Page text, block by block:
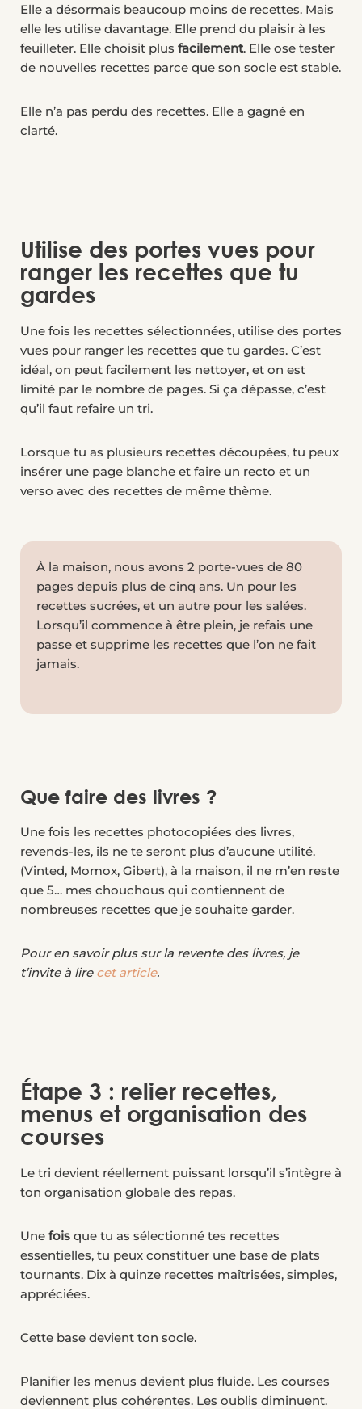
Elle a désormais beaucoup moins de recettes. Mais
elle les utilise davantage. Elle prend du plaisir à les
feuilleter. Elle choisit plus facilement. Elle ose tester
de nouvelles recettes parce que son socle est stable.
Elle n’a pas perdu des recettes. Elle a gagné en
clarté.
Utilise des portes vues pour
ranger les recettes que tu
gardes
Une fois les recettes sélectionnées, utilise des portes
vues pour ranger les recettes que tu gardes. C’est
idéal, on peut facilement les nettoyer, et on est
limité par le nombre de pages. Si ça dépasse, c’est
qu’il faut refaire un tri.
Lorsque tu as plusieurs recettes découpées, tu peux
insérer une page blanche et faire un recto et un
verso avec des recettes de même thème.
À la maison, nous avons 2 porte-vues de 80
pages depuis plus de cinq ans. Un pour les
recettes sucrées, et un autre pour les salées.
Lorsqu’il commence à être plein, je refais une
passe et supprime les recettes que l’on ne fait
jamais.
Que faire des livres ?
Une fois les recettes photocopiées des livres,
revends-les, ils ne te seront plus d’aucune utilité.
(Vinted, Momox, Gibert), à la maison, il ne m’en reste
que 5… mes chouchous qui contiennent de
nombreuses recettes que je souhaite garder.
Pour en savoir plus sur la revente des livres, je
t’invite à lire cet article.
Étape 3 : relier recettes,
menus et organisation des
courses
Le tri devient réellement puissant lorsqu’il s’intègre à
ton organisation globale des repas.
Une fois que tu as sélectionné tes recettes
essentielles, tu peux constituer une base de plats
tournants. Dix à quinze recettes maîtrisées, simples,
appréciées.
Cette base devient ton socle.
Planifier les menus devient plus fluide. Les courses
deviennent plus cohérentes. Les oublis diminuent.